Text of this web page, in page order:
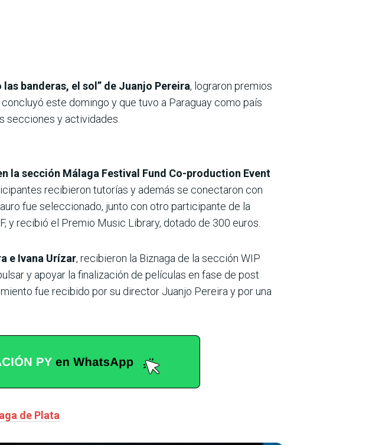
las banderas, el sol” de Juanjo Pereira, lograron premios
este domingo y que tuvo a Paraguay como país
secciones y actividades.
la sección Málaga Festival Fund Co-production Event
recibieron tutorías y además se conectaron con
fue seleccionado, junto con otro participante de la
recibió el Premio Music Library, dotado de 300 euros.
e Ivana Urízar, recibieron la Biznaga de la sección WIP
y apoyar la finalización de películas en fase de post
fue recibido por su director Juanjo Pereira y por una
de Plata